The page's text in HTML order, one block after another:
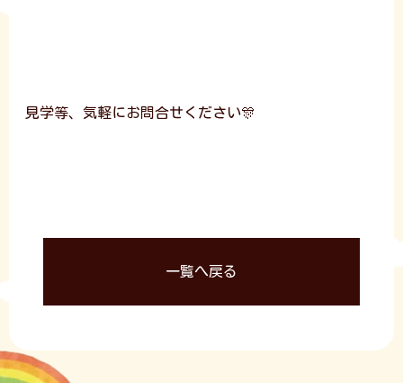
見学等、気軽にお問合せください🎊
一覧へ戻る